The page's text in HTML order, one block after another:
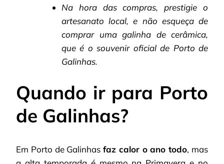
Na hora das compras, prestigie o
artesanato local, e não esqueça de
comprar uma galinha de cerâmica,
que é o souvenir oficial de Porto de
Galinhas.
Quando ir para Porto
de Galinhas?
Em Porto de Galinhasfaz calor o ano todo, mas